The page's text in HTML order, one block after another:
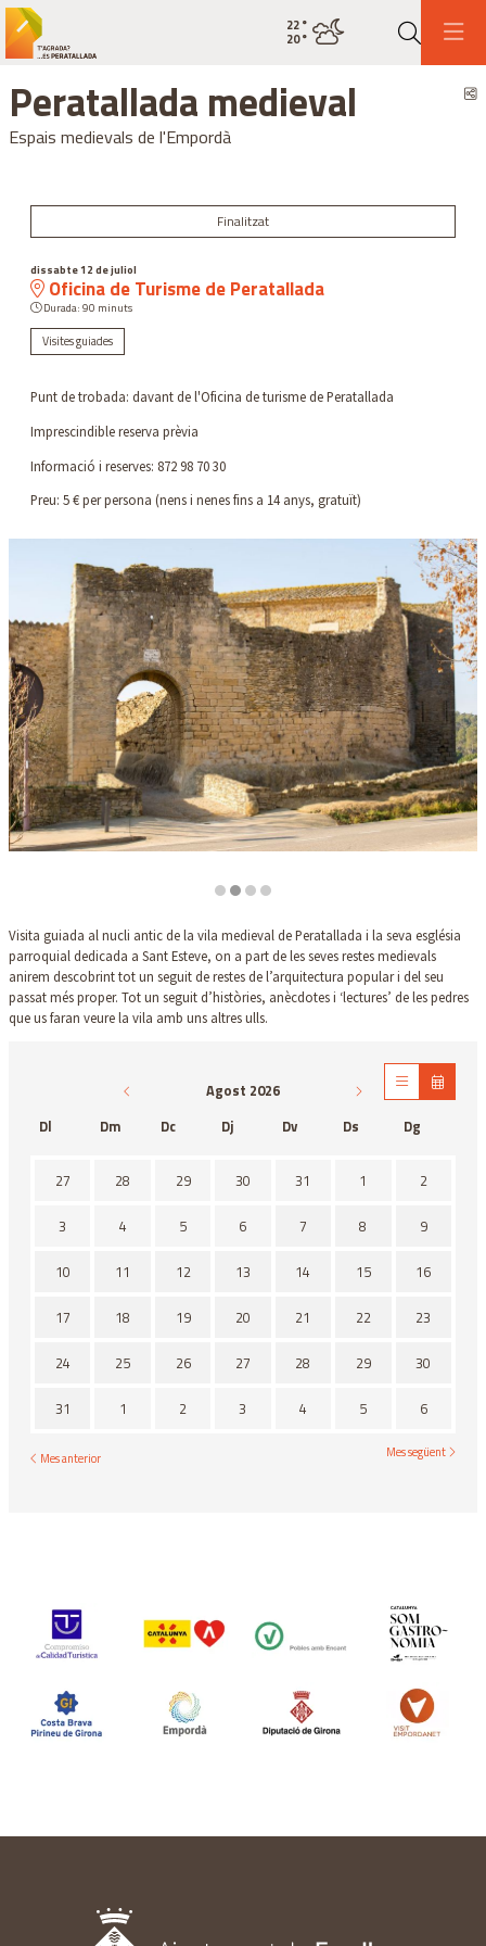
Cerca
Estat actual del temps ennuvolat
22°
20°
Peratallada medieval
Espais medievals de l'Empordà
Finalitzat
dissabte 12 de juliol
Oficina de Turisme de Peratallada
Durada:90 minuts
Visites guiades
Punt de trobada: davant de l'Oficina de turisme de Peratallada
Imprescindible reserva prèvia
Informació i reserves: 872 98 70 30
Preu: 5 € per persona (nens i nenes fins a 14 anys, gratuït)
Visita guiada al nucli antic de la vila medieval de Peratallada i la seva església
parroquial dedicada a Sant Esteve, on a part de les seves restes medievals
anirem descobrint tot un seguit de restes de l’arquitectura popular i del seu
passat més proper. Tot un seguit d’històries, anècdotes i ‘lectures’ de les pedres
que us faran veure la vila amb uns altres ulls.
Agost 2026
Dl
Dm Dc Dj Dv Ds Dg
No hi ha cap activitat aquest mes
27 28 29 30 31 1 2
3 4 5 6 7 8 9
10 11 12 13 14 15 16
17 18 19 20 21 22 23
24 25 26 27 28 29 30
31 1 2 3 4 5 6
Mes anterior Mes següent